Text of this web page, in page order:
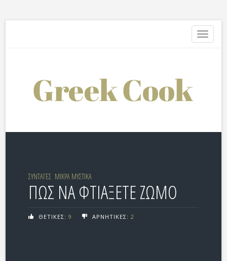
Toggle
ΣΥΝΤΑΓΕΣ ΜΙΚΡΑ ΜΥΣΤΙΚΑ
ΠΩΣ ΝΑ ΦΤΙΑΞΕΤΕ ΖΩΜΟ
ΘΕΤΙΚΕΣ: 9 ΑΡΝΗΤΙΚΕΣ: 2